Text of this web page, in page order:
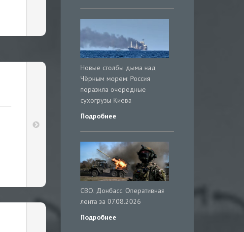
Новые столбы дыма над
Чёрным морем: Россия
поразила очередные
сухогрузы Киева
Подробнее
СВО. Донбасс. Оперативная
лента за 07.08.2026
Подробнее